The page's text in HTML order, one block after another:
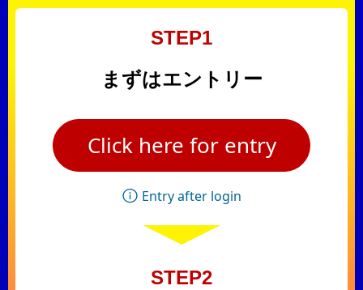
STEP1
まずはエントリー
Click here for entry
Entry after login
STEP2